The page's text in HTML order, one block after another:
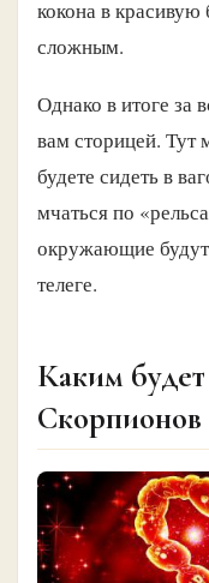
кокона в красивую
сложным.
Однако в итоге за
вам сторицей.
будете сидеть в
мчаться по
окружающие будут
телеге.
Каким
Скорпионов